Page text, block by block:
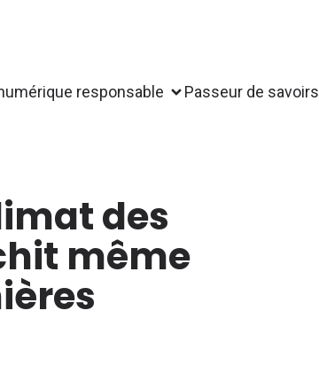
responsable Passeur de savoirs
des
même